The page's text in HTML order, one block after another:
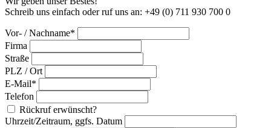
Schreib uns einfach oder ruf uns an: +49 (0) 711 930 700 0
Vor- / Nachname*
Firma
Straße
PLZ / Ort
E-Mail*
Telefon
Rückruf erwünscht?
Uhrzeit/Zeitraum, ggfs. Datum